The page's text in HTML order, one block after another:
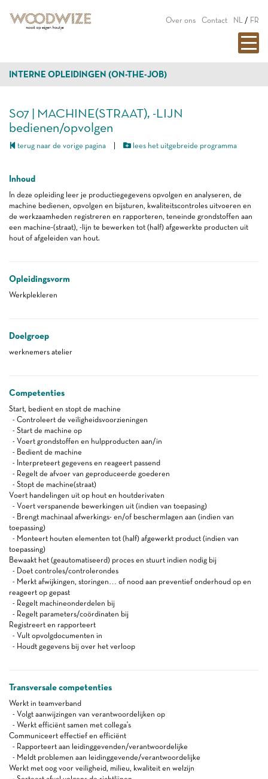
Over ons Contact NL / FR
INTERNE OPLEIDINGEN (ON-THE-JOB)
S07 | MACHINE(STRAAT), -LIJN
bedienen/opvolgen
terug naar de vorige pagina lees het uitgebreide programma
Inhoud
In deze opleiding leer je productiegegevens opvolgen en analyseren, de
machine bedienen, opvolgen en bijsturen, kwaliteitscontroles uitvoeren en
de werkzaamheden registreren en rapporteren, teneinde grondstoffen aan
een machine-(straat), -lijn te bewerken tot (half) afgewerkte producten uit
hout of afgeleiden van hout.
Opleidingsvorm
Werkplekleren
Doelgroep
werknemers atelier
Competenties
Start, bedient en stopt de machine
- Controleert de veiligheidsvoorzieningen
- Start de machine op
- Voert grondstoffen en hulpproducten aan/in
- Bedient de machine
- Interpreteert gegevens en reageert passend
- Regelt de afvoer van geproduceerde goederen
- Stopt de machine(straat)
Voert handelingen uit op hout en houtderivaten
- Voert verspanende bewerkingen uit (indien van toepasing)
- Brengt machinaal afwerkings- en/of beschermlagen aan (indien van
toepassing)
- Monteert houten elementen tot (half) afgewerkt product (indien van
toepassing)
Bewaakt het (geautomatiseerd) proces en stuurt indien nodig bij
- Doet controles/controlerondes
- Merkt afwijkingen, storingen… of nood aan preventief onderhoud op en
reageert op gepast
- Regelt machineonderdelen bij
- Regelt parameters/coördinaten bij
Registreert en rapporteert
- Vult opvolgdocumenten in
- Houdt gegevens bij over het verloop
Transversale competenties
Werkt in teamverband
- Volgt aanwijzingen van verantwoordelijken op
- Werkt efficiënt samen met collega's
Communiceert effectief en efficiënt
- Rapporteert aan leidinggevenden/verantwoordelijke
- Meldt problemen aan leidinggevende/verantwoordelijke
Werkt met oog voor veiligheid, milieu, kwaliteit en welzijn